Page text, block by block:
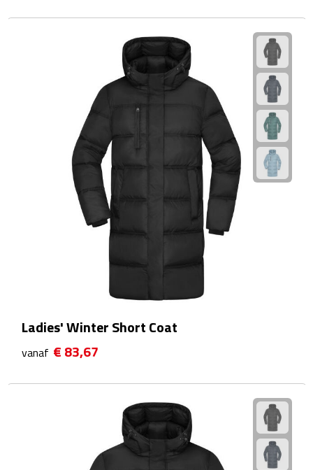
Fiets reparatiesets
Zadelhoezen
Drinkwaren
Ladies' Winter Short Coat
vanaf € 83,67